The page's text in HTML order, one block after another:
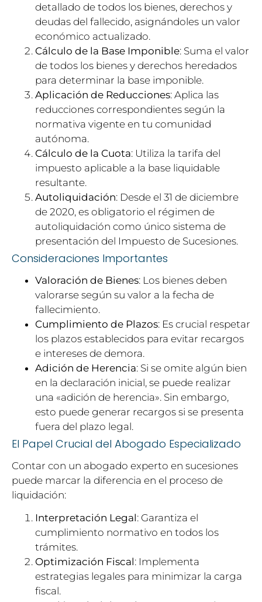
detallado de todos los bienes, derechos y
deudas del fallecido, asignándoles un valor
económico actualizado.
Cálculo de la Base Imponible: Suma el valor
de todos los bienes y derechos heredados
para determinar la base imponible.
Aplicación de Reducciones: Aplica las
reducciones correspondientes según la
normativa vigente en tu comunidad
autónoma.
Cálculo de la Cuota: Utiliza la tarifa del
impuesto aplicable a la base liquidable
resultante.
Autoliquidación: Desde el 31 de diciembre
de 2020, es obligatorio el régimen de
autoliquidación como único sistema de
presentación del Impuesto de Sucesiones.
Consideraciones Importantes
Valoración de Bienes: Los bienes deben
valorarse según su valor a la fecha de
fallecimiento.
Cumplimiento de Plazos: Es crucial respetar
los plazos establecidos para evitar recargos
e intereses de demora.
Adición de Herencia: Si se omite algún bien
en la declaración inicial, se puede realizar
una «adición de herencia». Sin embargo,
esto puede generar recargos si se presenta
fuera del plazo legal.
El Papel Crucial del Abogado Especializado
Contar con un abogado experto en sucesiones
puede marcar la diferencia en el proceso de
liquidación:
Interpretación Legal: Garantiza el
cumplimiento normativo en todos los
trámites.
Optimización Fiscal: Implementa
estrategias legales para minimizar la carga
fiscal.